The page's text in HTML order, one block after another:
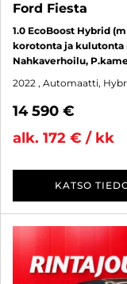
Ford Fiesta
1.0 EcoBoost Hybrid
korotonta ja kulutonta
Nahkaverhoilu,
2022 , Automaatti,
14 590 €
alk. 172 € / kk
KATSO